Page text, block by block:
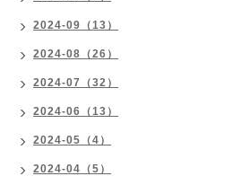
2024-09（13）
2024-08（26）
2024-07（32）
2024-06（13）
2024-05（4）
2024-04（5）